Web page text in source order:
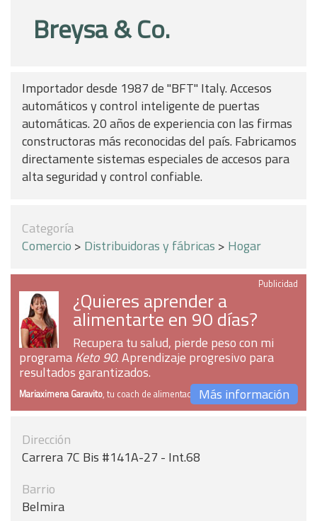
Breysa & Co.
Importador desde 1987 de "BFT" Italy. Accesos
automáticos y control inteligente de puertas
automáticas. 20 años de experiencia con las firmas
constructoras más reconocidas del país. Fabricamos
directamente sistemas especiales de accesos para
alta seguridad y control confiable.
Categoría
Comercio > Distribuidoras y fábricas > Hogar
Publicidad
¿Quieres aprender a
alimentarte en 90 días?
Recupera tu salud, pierde peso con mi
programaKeto 90. Aprendizaje progresivo para
resultados garantizados.
Mariaximena Garavito, tu coach de alimentaciónMás información
Dirección
Carrera 7C Bis #141A-27 - Int.68
Barrio
Belmira